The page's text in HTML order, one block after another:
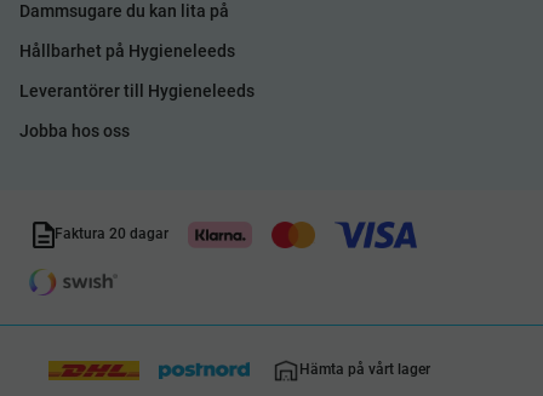
Dammsugare du kan lita på
Hållbarhet på Hygieneleeds
Leverantörer till Hygieneleeds
Jobba hos oss
Faktura 20 dagar
Hämta på vårt lager